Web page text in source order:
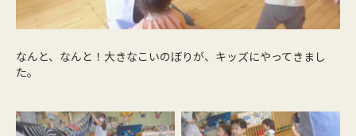
なんと、なんと！大きなこいのぼりが、キッズにやってきまし
た。